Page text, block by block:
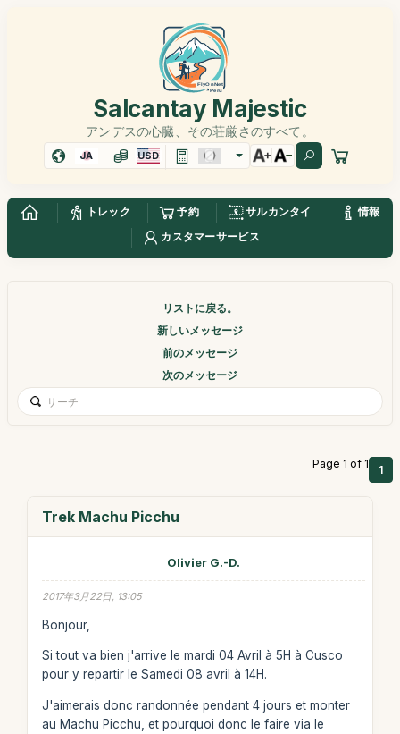
Salcantay Majestic
アンデスの心臓、その荘厳さのすべて。
JA USD
トレック 予約 サルカンタイ
情報
カスタマーサービス
リストに戻る。
新しいメッセージ
前のメッセージ
次のメッセージ
Page 1 of 1 1
Trek Machu Picchu
Olivier G.-D.
2017年3月22日, 13:05
Bonjour,
Si tout va bien j'arrive le mardi 04 Avril à 5H à Cusco
pour y repartir le Samedi 08 avril à 14H.
J'aimerais donc randonnée pendant 4 jours et monter
au Machu Picchu, et pourquoi donc le faire via le